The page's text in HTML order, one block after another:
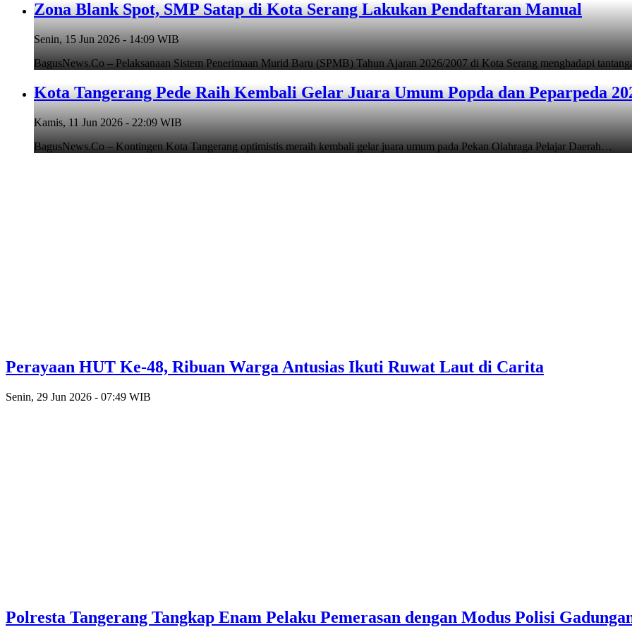
Zona Blank Spot, SMP Satap di Kota Serang Lakukan Pendaftaran Manual
Senin, 15 Jun 2026 - 14:09 WIB
BagusNews.Co – Pelaksanaan Sistem Penerimaan Murid Baru (SPMB) Tahun Ajaran 2026/2007 di Kota Serang menghadapi
Kota Tangerang Pede Raih Kembali Gelar Juara Umum Popda dan Peparpeda
Kamis, 11 Jun 2026 - 22:09 WIB
BagusNews.Co – Kontingen Kota Tangerang optimistis meraih kembali gelar juara umum pada Pekan Olahraga Pelajar Daerah…
Perayaan HUT Ke-48, Ribuan Warga Antusias Ikuti Ruwat Laut di Carita
Senin, 29 Jun 2026 - 07:49 WIB
Polresta Tangerang Tangkap Enam Pelaku Pemerasan dengan Modus Polisi